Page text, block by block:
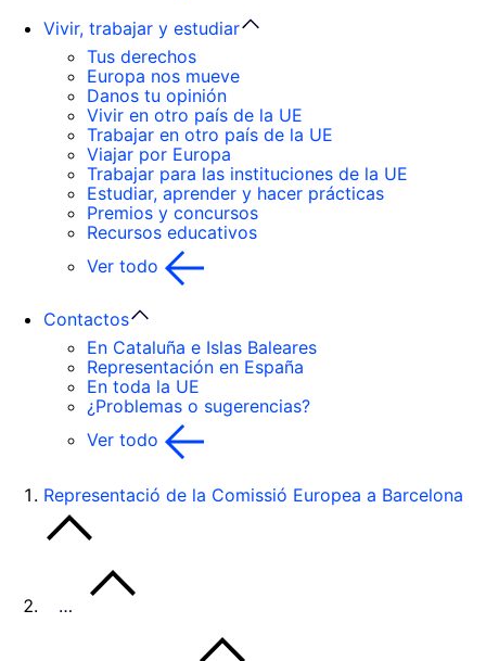
Vivir, trabajar y estudiar
Tus derechos
Europa nos mueve
Danos tu opinión
Vivir en otro país de la UE
Trabajar en otro país de la UE
Viajar por Europa
Trabajar para las instituciones de la UE
Estudiar, aprender y hacer prácticas
Premios y concursos
Recursos educativos
Ver todo
Contactos
En Cataluña e Islas Baleares
Representación en España
En toda la UE
¿Problemas o sugerencias?
Ver todo
Representació de la Comissió Europea a Barcelona
…